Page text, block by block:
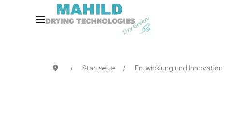
Startseite Entwicklung und Innovation